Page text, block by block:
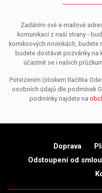
Zadáním své e-mailové
komunikací z naší strany -
komiksových novinkách,
budete dostávat pozvánky na
účastnit se i našich
Potvrzením (stiskem tlačítka
osobních údajů dle podmínek
podmínky najdete na
Doprava
Odstoupení od